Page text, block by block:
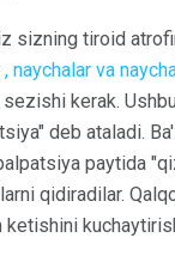
sizning tiroid
, naychalar va
kerak.
deb ataladi.
paytida
qidiradilar.